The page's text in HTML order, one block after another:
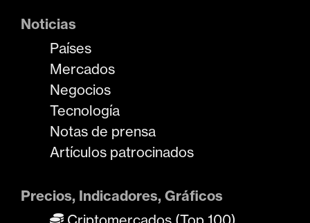
Noticias
Países
Mercados
Negocios
Tecnología
Notas de prensa
Artículos patrocinados
Precios, Indicadores, Gráficos
Criptomercados (Top 100)